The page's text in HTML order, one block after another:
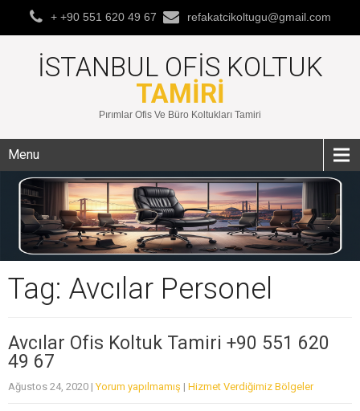
+ +90 551 620 49 67 refakatcikoltugu@gmail.com
İSTANBUL OFIS KOLTUK
TAMIRI
Pırımlar Ofis Ve Büro Koltukları Tamiri
Menu
Tag: Avcılar Personel
Avcılar Ofis Koltuk Tamiri +90 551 620
49 67
Ağustos 24, 2020 |Yorum yapılmamış | Hizmet Verdiğimiz Bölgeler